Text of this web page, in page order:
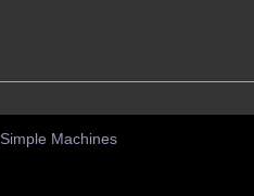
Simple Machines